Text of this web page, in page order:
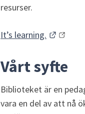
resurser.
It’s learning. Länk
Vårt syfte
Biblioteket är en
vara en del av att nå